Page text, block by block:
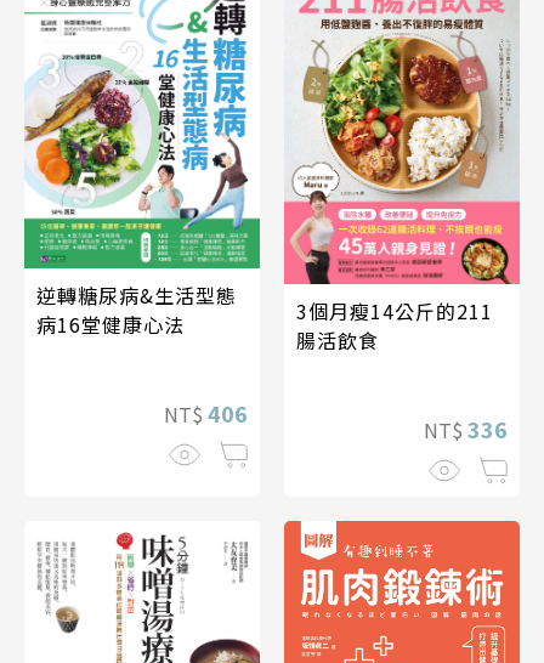
逆轉糖尿病&生活型態
病16堂健康心法
NT$ 406
3個月瘦14公斤的211
腸活飲食
NT$ 336